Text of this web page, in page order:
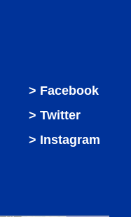
Facebook
Twitter
Instagram